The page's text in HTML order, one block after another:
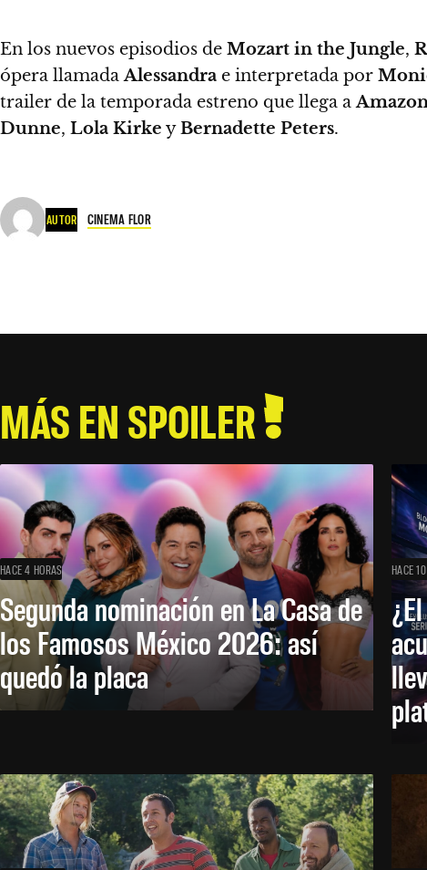
En los nuevos episodios de Mozart in the Jungle,
ópera llamadaAlessandra e interpretada por
trailer de la temporada estreno que llega a
Dunne, Lola Kirke yBernadette Peters.
AUTOR CINEMA FLOR
MÁS EN SPOILER
HACE 4 HORAS
Segunda nominación en La Casa de
los Famosos México 2026: así
quedó la placa
HACE